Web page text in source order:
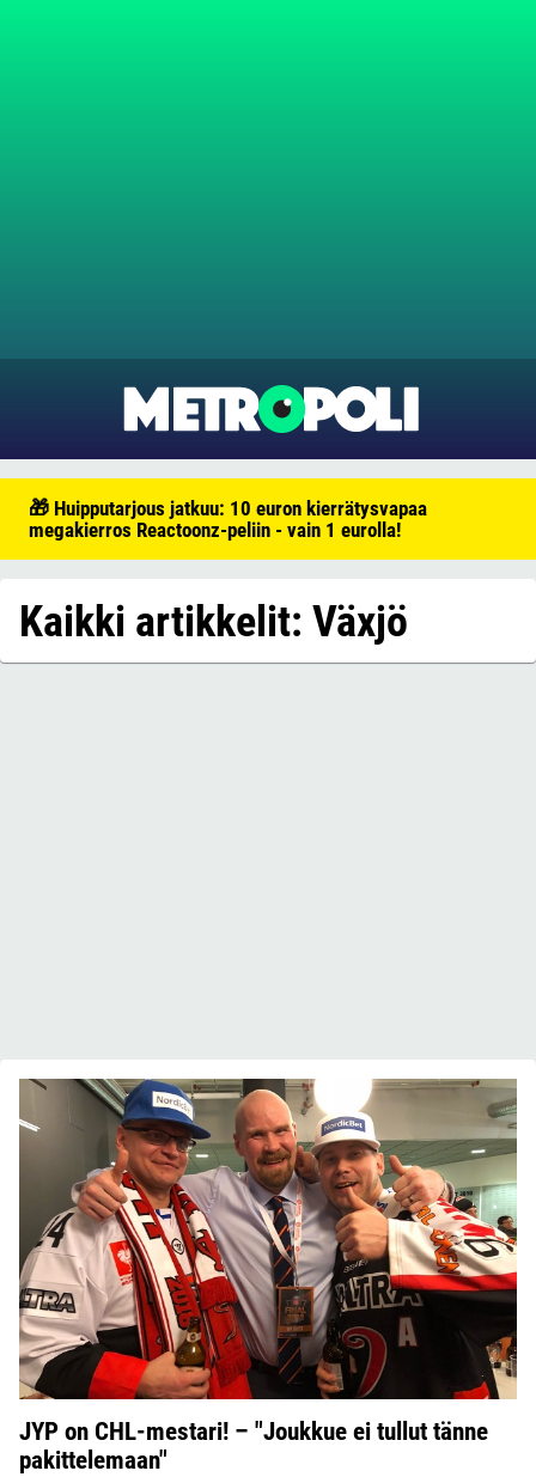
🎁 Huipputarjous jatkuu: 10 euron kierrätysvapaa
megakierros Reactoonz-peliin - vain 1 eurolla!
Kaikki artikkelit: Växjö
JYP on CHL-mestari! – "Joukkue ei tullut tänne
pakittelemaan"